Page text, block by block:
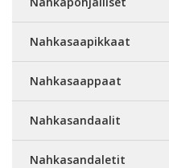
Nahkasaapikkaat
Nahkasaappaat
Nahkasandaalit
Nahkasandaletit